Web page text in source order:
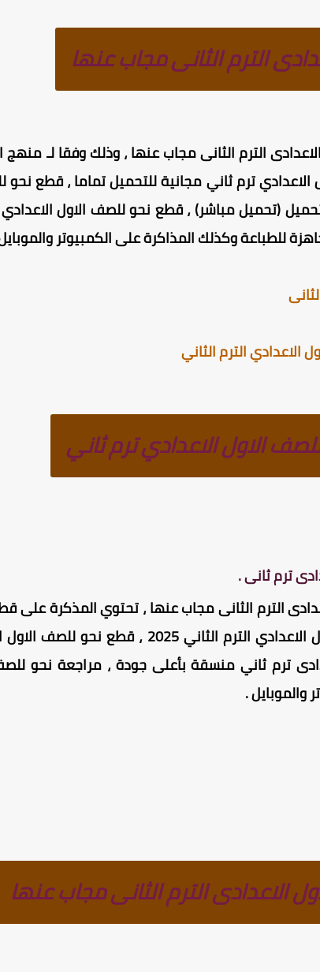
الترم الثانى مجاب عنها
الترم الثانى مجاب عنها ، وذلك وفقا لـمنهج
(تحميل مباشر) ، قطع نحو للصف الاول الاعدادي
للطباعة وكذلك المذاكرة على الكمبيوتر
الترم الثاني
الاول الاعدادي ترم ثاني
ترم ثانى .
الترم الثانى مجاب عنها ، تحتوي المذكرة على
عنها ، وكذلك مراجعة نحو للصف الاول الاعدادي
ترم ثاني منسقة بأعلى جودة ، مراجعة نحو
والموبايل .
الاعدادى الترم الثانى مجاب عنها